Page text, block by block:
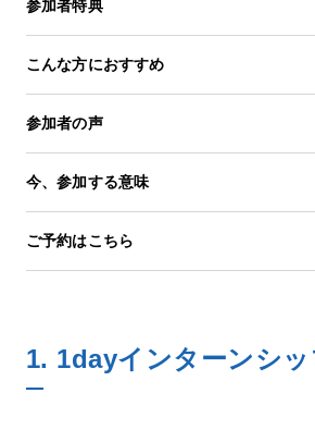
参加者特典
こんな方におすすめ
参加者の声
今、参加する意味
ご予約はこちら
1. 1dayインターンシ